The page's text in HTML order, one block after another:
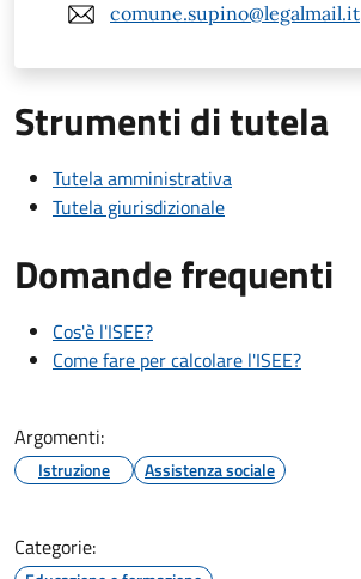
comune.supino@legalmail.it
Strumenti di tutela
Tutela amministrativa
Tutela giurisdizionale
Domande frequenti
Cos'è l'ISEE?
Come fare per calcolare l'ISEE?
Argomenti:
Istruzione Assistenza sociale
Categorie: